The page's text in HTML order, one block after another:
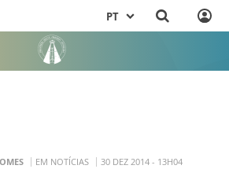
PT
EM NOTÍCIAS 30 DEZ 2014 - 13H04